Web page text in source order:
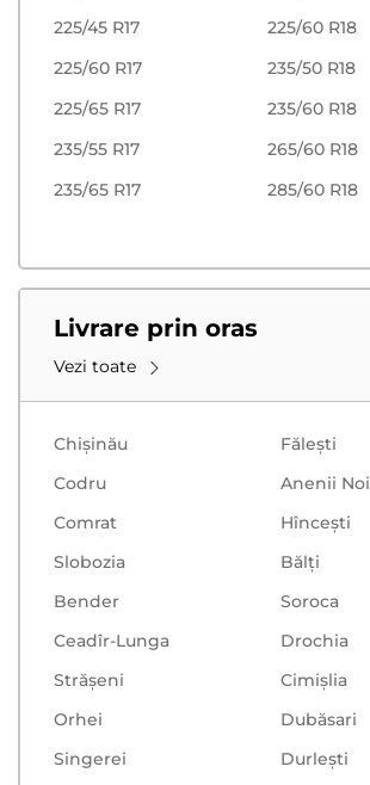
225/45 R17
225/60 R17
225/65 R17
235/55 R17
235/65 R17
225/60 R18
235/50 R18
235/60 R18
265/60 R18
285/60 R18
Livrare prin oras
Vezi toate
Chișinău
Făleşti
Codru
Anenii Noi
Comrat
Hînceşti
Slobozia
Bălţi
Bender
Soroca
Ceadîr-Lunga
Drochia
Strășeni
Cimișlia
Orhei
Dubăsari
Singerei
Durlești